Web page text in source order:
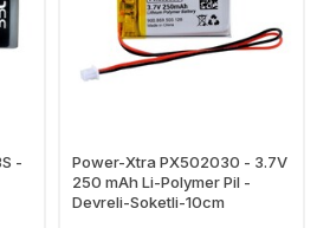
-
Power-Xtra PX502030 - 3.7V
250 mAh Li-Polymer Pil -
Devreli-Soketli-10cm